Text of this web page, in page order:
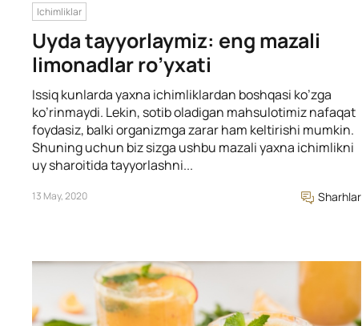
Ichimliklar
Uyda tayyorlaymiz: eng mazali
limonadlar ro’yxati
Issiq kunlarda yaxna ichimliklardan boshqasi ko’zga
ko’rinmaydi. Lekin, sotib oladigan mahsulotimiz nafaqat
foydasiz, balki organizmga zarar ham keltirishi mumkin.
Shuning uchun biz sizga ushbu mazali yaxna ichimlikni
uy sharoitida tayyorlashni...
13 May, 2020 Sharhlar